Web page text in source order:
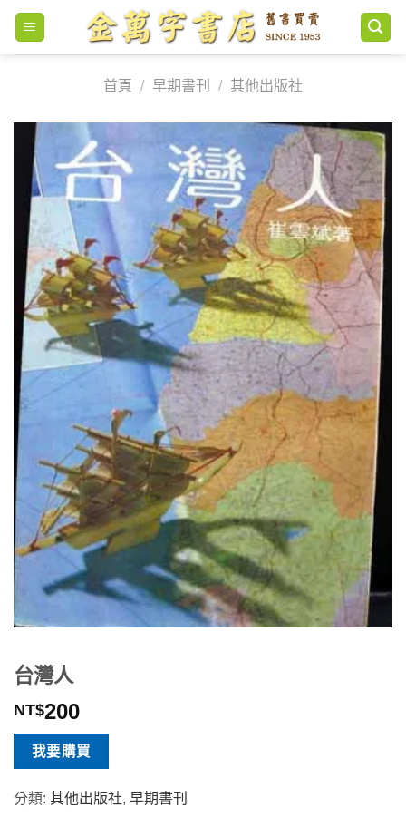
Skip
content
首頁
/ 早期書刊 / 其他出版社
台灣人
NT$200
我要購買
分類: 其他出版社, 早期書刊